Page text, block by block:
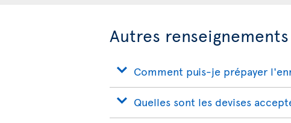
Autres renseignements
Comment puis-je prépayer
Quelles sont les devises